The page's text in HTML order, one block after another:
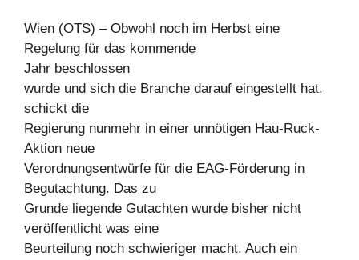
Wien (OTS) – Obwohl noch im Herbst eine
Regelung für das kommende
Jahr beschlossen
wurde und sich die Branche darauf eingestellt hat,
schickt die
Regierung nunmehr in einer unnötigen Hau-Ruck-
Aktion neue
Verordnungsentwürfe für die EAG-Förderung in
Begutachtung. Das zu
Grunde liegende Gutachten wurde bisher nicht
veröffentlicht was eine
Beurteilung noch schwieriger macht. Auch ein